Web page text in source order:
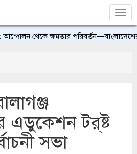
থেকে ক্ষমতার পরিবর্তন—বাংলাদেশের
এডুকেশন ট্র্ষ্ট
সভা